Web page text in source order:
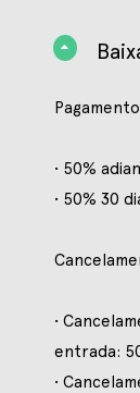
• 50%
• 50% 30
•
entrada:
•